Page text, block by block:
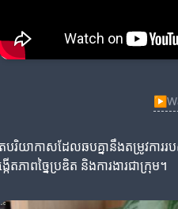
▶
តបរិយាកាសដែលឆបគ្នានឹងតម្រូវក
តភាពច្នៃប្រឌិត និងការងារជាក្រុម។